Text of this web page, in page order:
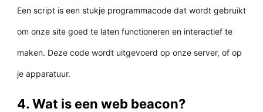
Een script is een stukje programmacode dat wordt gebruikt
om onze site goed te laten functioneren en interactief te
maken. Deze code wordt uitgevoerd op onze server, of op
je apparatuur.
4. Wat is een web beacon?